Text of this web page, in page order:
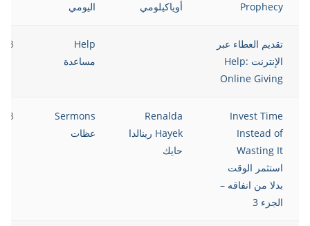
Prophecy
أوياكيلومي
اليومي
تقديم العطاء عبر
الإنترنت Help:
Online Giving
Help
مساعدة
Invest Time
Instead of
Wasting It
استثمر الوقت
بدلا من انفاقه –
الجزء 3
Renalda
Hayek رينالدا
حايك
Sermons
عظات